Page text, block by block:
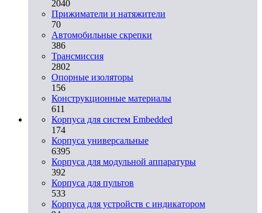
2040
Прижиматели и натяжители
70
Автомобильные скрепки
386
Трансмиссия
2802
Опорные изоляторы
156
Конструкционные материалы
611
Корпуса для систем Embedded
174
Корпуса универсальные
6395
Корпуса для модульной аппаратуры
392
Корпуса для пультов
533
Корпуса для устройств с индикатором